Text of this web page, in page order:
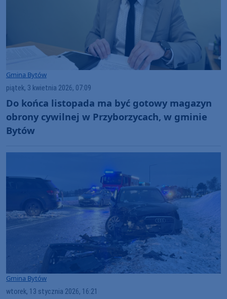
Gmina Bytów
piątek, 3 kwietnia 2026, 07:09
Do końca listopada ma być gotowy magazyn
obrony cywilnej w Przyborzycach, w gminie
Bytów
Gmina Bytów
wtorek, 13 stycznia 2026, 16:21